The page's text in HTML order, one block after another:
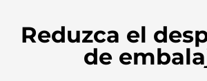
Reduzca el
de